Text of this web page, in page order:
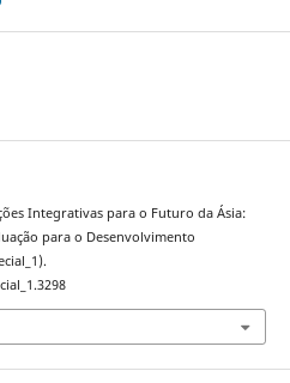
Integrativas para o Futuro da Ásia:
para o Desenvolvimento